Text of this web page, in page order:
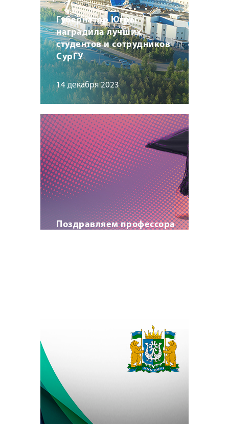
Губернатор Югры
наградила лучших
студентов и сотрудников
СурГУ
14 декабря 2023
Поздравляем профессора